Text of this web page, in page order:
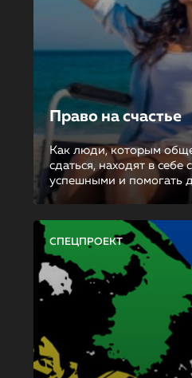
Право на счастье
Как люди, которым
сдаться, находят в себе
успешными и помогать
СПЕЦПРОЕКТ